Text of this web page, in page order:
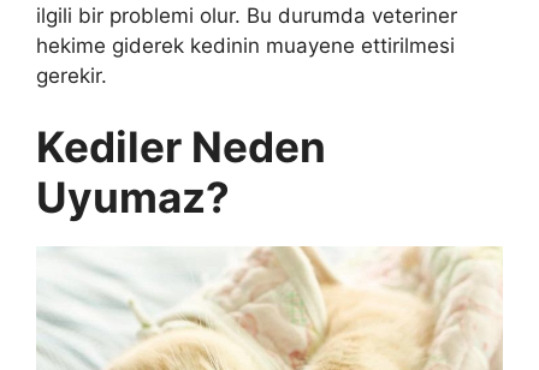
ilgili bir problemi olur. Bu durumda veteriner
hekime giderek kedinin muayene ettirilmesi
gerekir.
Kediler Neden
Uyumaz?